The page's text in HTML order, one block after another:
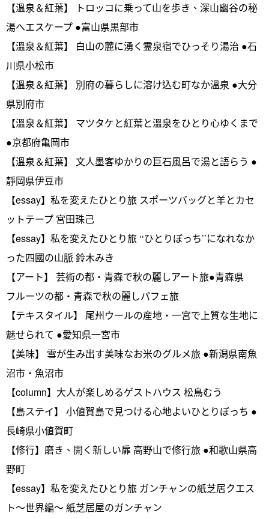
【溫泉＆紅葉】 トロッコに乗って山を歩き、深山幽谷の秘
湯へエスケープ ●富山県黒部市
【溫泉＆紅葉】 白山の麓に湧く霊泉宿でひっそり湯治 ●石
川県小松市
【溫泉＆紅葉】 別府の暮らしに溶け込む町なか溫泉 ●大分
県別府市
【溫泉＆紅葉】 マツタケと紅葉と溫泉をひとり心ゆくまで
●京都府亀岡市
【溫泉＆紅葉】 文人墨客ゆかりの巨石風呂で湯と語らう ●
靜岡県伊豆市
【essay】私を変えたひとり旅 スポーツバッグと羊とカセ
ットテープ 宮田珠己
【essay】私を変えたひとり旅 ‘‘ひとりぼっち’’になれなか
った四國の山脈 鈴木みき
【アート】 芸術の都・青森で秋の麗しアート旅●青森県
フルーツの都・青森で秋の麗しパフェ旅
【テキスタイル】 尾州ウールの産地・一宮で上質な生地に
魅せられて ●愛知県一宮市
【美味】 雪が生み出す美味なお米のグルメ旅 ●新潟県南魚
沼市・魚沼市
【column】大人が楽しめるゲストハウス 松鳥むう
【島ステイ】 小値賀島で見つける心地よいひとりぼっち ●
長崎県小値賀町
【修行】磨き、開く新しい扉 高野山で修行旅 ●和歌山県高
野町
【essay】私を変えたひとり旅 ガンチャンの紙芝居クエス
ト～世界編～ 紙芝居屋のガンチャン